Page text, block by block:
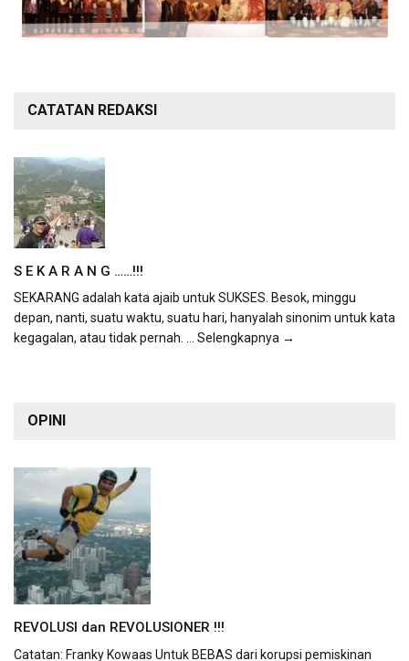
CATATAN REDAKSI
S E K A R A N G ……!!!
SEKARANG adalah kata ajaib untuk SUKSES. Besok, minggu
depan, nanti, suatu waktu, suatu hari, hanyalah sinonim untuk kata
kegagalan, atau tidak pernah. ... Selengkapnya →
OPINI
REVOLUSI dan REVOLUSIONER !!!
Catatan: Franky Kowaas Untuk BEBAS dari korupsi pemiskinan